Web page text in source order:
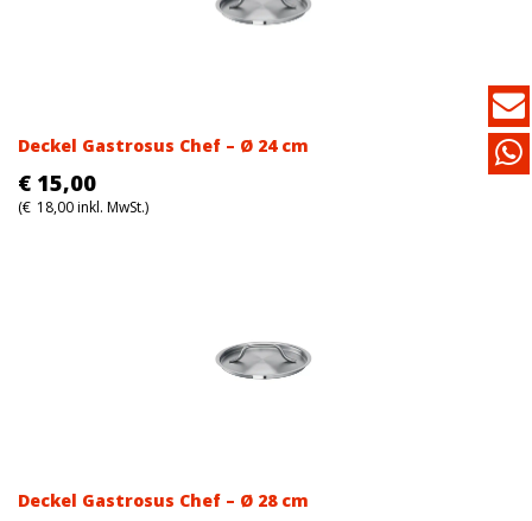
Deckel Gastrosus Chef – Ø 24 cm
€ 15,00
(€ 18,00inkl. MwSt.)
Deckel Gastrosus Chef – Ø 28 cm